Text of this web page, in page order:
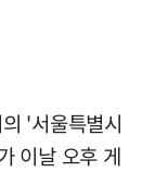
'서울특별시
이날 오후 게